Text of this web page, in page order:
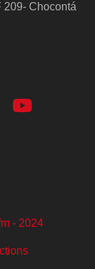
209- Chocontá
- 2024